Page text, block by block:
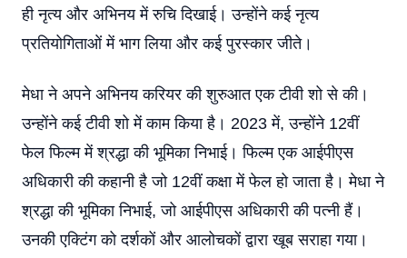
ही नृत्य और अभिनय में रुचि दिखाई। उन्होंने कई नृत्य
प्रतियोगिताओं में भाग लिया और कई पुरस्कार जीते।
मेधा ने अपने अभिनय करियर की शुरुआत एक टीवी शो से की।
उन्होंने कई टीवी शो में काम किया है। 2023 में, उन्होंने 12वीं
फेल फिल्म में श्रद्धा की भूमिका निभाई। फिल्म एक आईपीएस
अधिकारी की कहानी है जो 12वीं कक्षा में फेल हो जाता है। मेधा ने
श्रद्धा की भूमिका निभाई, जो आईपीएस अधिकारी की पत्नी हैं।
उनकी एक्टिंग को दर्शकों और आलोचकों द्वारा खूब सराहा गया।